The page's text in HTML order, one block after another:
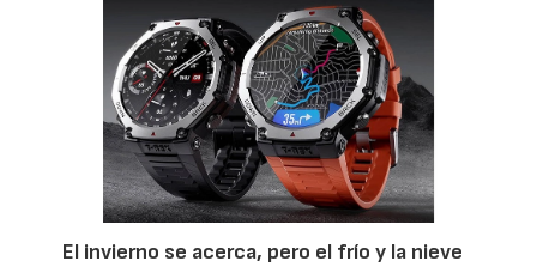
El invierno se acerca, pero el frío y la nieve